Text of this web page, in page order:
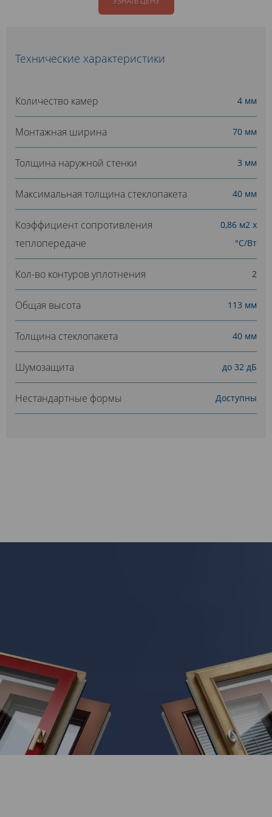
Технические характеристики
Количество камер 4 мм
Монтажная ширина 70 мм
Толщина наружной стенки 3 мм
Максимальная толщина стеклопакета 40 мм
Коэффициент сопротивления
теплопередаче
0,86 м2 х
°С/Вт
Кол-во контуров уплотнения 2
Общая высота 113 мм
Толщина стеклопакета 40 мм
Шумозащита до 32 дБ
Нестандартные формы Доступны